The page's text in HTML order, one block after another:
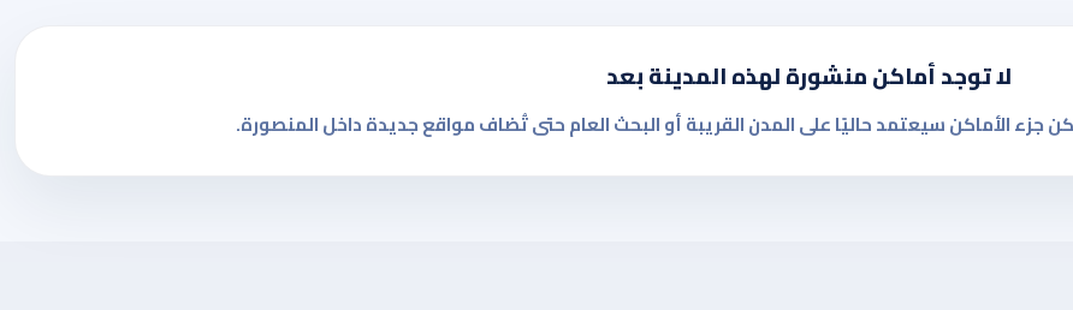
لا توجد أماكن منشورة لهذه المدينة بعد
الأماكن سيعتمد حاليًا على المدن القريبة أو البحث العام حتى تُضاف مواقع جديدة داخل المنصورة.